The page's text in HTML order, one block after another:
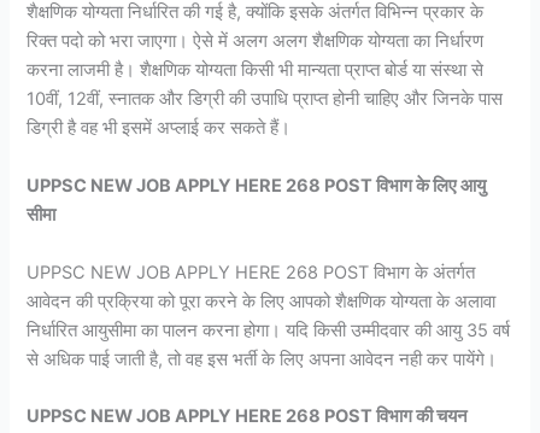
शैक्षणिक योग्यता निर्धारित की गई है, क्योंकि इसके अंतर्गत विभिन्न प्रकार के
रिक्त पदो को भरा जाएगा। ऐसे में अलग अलग शैक्षणिक योग्यता का निर्धारण
करना लाजमी है। शैक्षणिक योग्यता किसी भी मान्यता प्राप्त बोर्ड या संस्था से
10वीं, 12वीं, स्नातक और डिग्री की उपाधि प्राप्त होनी चाहिए और जिनके पास
डिग्री है वह भी इसमें अप्लाई कर सकते हैं।
UPPSC NEW JOB APPLY HERE 268 POST विभाग के लिए आयु
सीमा
UPPSC NEW JOB APPLY HERE 268 POST विभाग के अंतर्गत
आवेदन की प्रक्रिया को पूरा करने के लिए आपको शैक्षणिक योग्यता के अलावा
निर्धारित आयुसीमा का पालन करना होगा। यदि किसी उम्मीदवार की आयु 35 वर्ष
से अधिक पाई जाती है, तो वह इस भर्ती के लिए अपना आवेदन नही कर पायेंगे।
UPPSC NEW JOB APPLY HERE 268 POST विभाग की चयन